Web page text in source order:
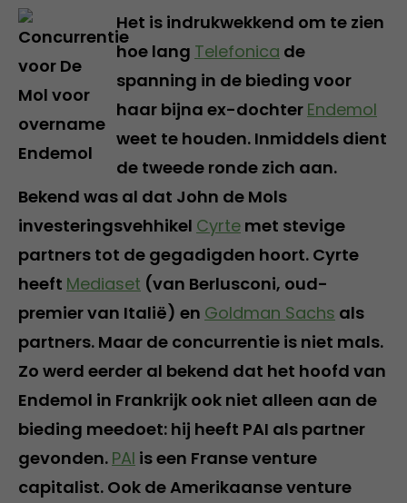
Het is indrukwekkend om te zien
hoe lang Telefonica de
spanning in de bieding voor
haar bijna ex-dochter Endemol
weet te houden. Inmiddels dient
de tweede ronde zich aan.
Bekend was al dat John de Mols
investeringsvehhikel Cyrte met stevige
partners tot de gegadigden hoort. Cyrte
heeft Mediaset (van Berlusconi, oud-
premier van Italië) en Goldman Sachs als
partners. Maar de concurrentie is niet mals.
Zo werd eerder al bekend dat het hoofd van
Endemol in Frankrijk ook niet alleen aan de
bieding meedoet: hij heeft PAI als partner
gevonden. PAI is een Franse venture
capitalist. Ook de Amerikaanse venture